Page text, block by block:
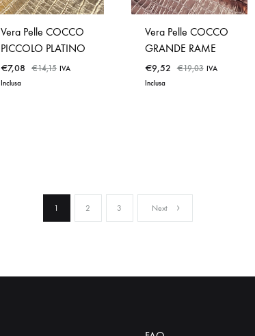
Vera Pelle COCCO
PICCOLO PLATINO
€7,08 €14,15 IVA
Inclusa
WISHLIST
Vera Pelle COCCO
GRANDE RAME
€9,52 €19,03 IVA
Inclusa
WISHLIST
1 2 3 Next